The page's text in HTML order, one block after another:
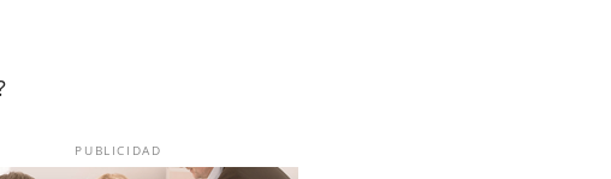
PUBLICIDAD